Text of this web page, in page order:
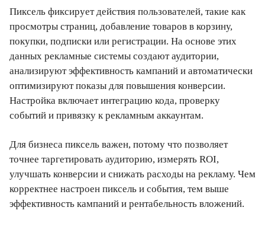
Пиксель фиксирует действия пользователей, такие как
просмотры страниц, добавление товаров в корзину,
покупки, подписки или регистрации. На основе этих
данных рекламные системы создают аудитории,
анализируют эффективность кампаний и автоматически
оптимизируют показы для повышения конверсии.
Настройка включает интеграцию кода, проверку
событий и привязку к рекламным аккаунтам.
Для бизнеса пиксель важен, потому что позволяет
точнее таргетировать аудиторию, измерять ROI,
улучшать конверсии и снижать расходы на рекламу. Чем
корректнее настроен пиксель и события, тем выше
эффективность кампаний и рентабельность вложений.